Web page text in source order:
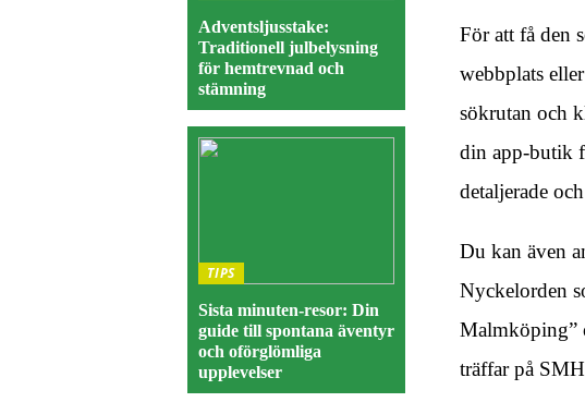
För att få den
webbplats
sökrutan och
din app-butik
detaljerade
Du kan även
Nyckelorden
Malmköping”
träffar på
Adventsljusstake:
Traditionell julbelysning
för hemtrevnad och
stämning
TIPS
Sista minuten-resor: Din
guide till spontana äventyr
och oförglömliga
upplevelser